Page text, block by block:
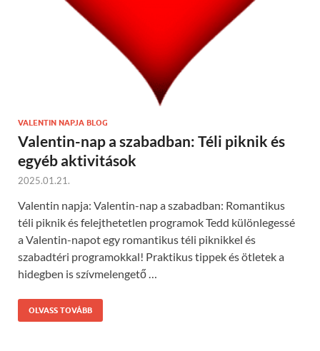
VALENTIN NAPJA BLOG
Valentin-nap a szabadban: Téli piknik és
egyéb aktivitások
2025.01.21.
Valentin napja: Valentin-nap a szabadban: Romantikus
téli piknik és felejthetetlen programok Tedd különlegessé
a Valentin-napot egy romantikus téli piknikkel és
szabadtéri programokkal! Praktikus tippek és ötletek a
hidegben is szívmelengető …
OLVASS TOVÁBB